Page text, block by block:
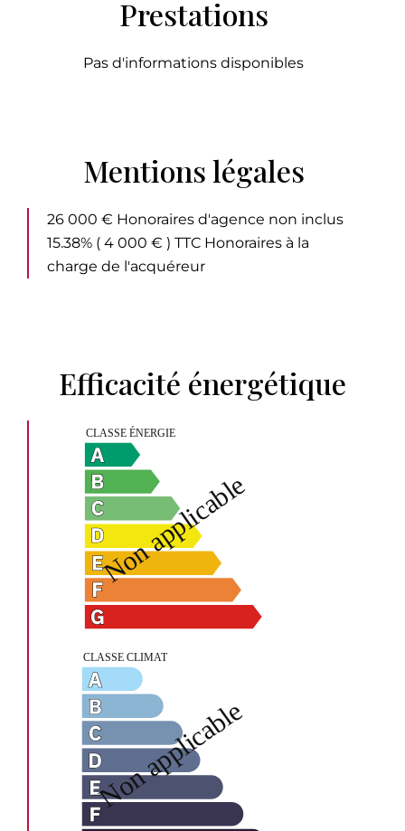
Prestations
Pas d'informations disponibles
Mentions légales
26 000 € Honoraires d'agence non inclus
15.38% ( 4 000 € ) TTC Honoraires à la
charge de l'acquéreur
Efficacité énergétique